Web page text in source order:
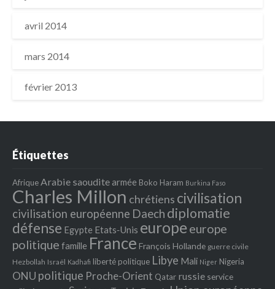
avril 2014
mars 2014
février 2013
Étiquettes
Afrique Arabie saoudite armée Boko Haram Burkina Faso
Charles Millon chrétiens civilisation
civilisation européenne Daech diplomatie
défense Egypte Etats‐Unis europeeurope
politique famille France François Hollande guerre civile
Hezbollah Israël Kadhafi liberté politique Libye Mali Niger Nigeria
ONU politique Proche-Orient Qatar russie service